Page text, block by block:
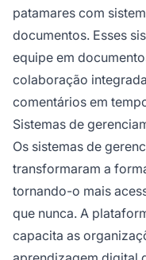
patamares com
documentos. Esses
equipe em
colaboração
comentários em
Sistemas de
Os sistemas de
transformaram a
tornando-o mais
que nunca. A
capacita as